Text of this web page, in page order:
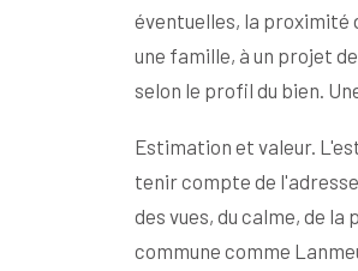
éventuelles, la proximité
une famille, à un projet
selon le profil du bien.
Estimation et valeur.
tenir compte de
des vues, du calme, de
commune comme